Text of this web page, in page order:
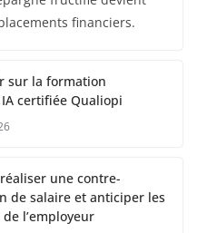
financiers.
sur la formation
certifiée Qualiopi
une contre-
de salaire et anticiper les
l’employeur